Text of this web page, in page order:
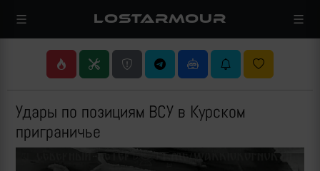
LOSTARMOUR
Удары по позициям ВСУ в Курском
приграничье